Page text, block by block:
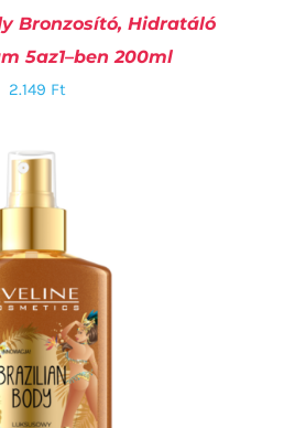
/
Bronzosító, Hidratáló
5az1–ben 200ml
2.149 Ft